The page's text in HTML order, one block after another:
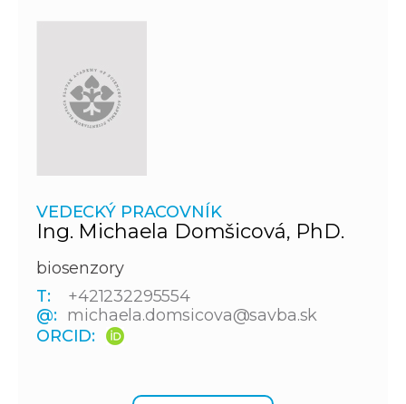
VEDECKÝ PRACOVNÍK
Ing. Michaela Domšicová, PhD.
biosenzory
T:
+421232295554
@: michaela.domsicova@savba.sk
ORCID: